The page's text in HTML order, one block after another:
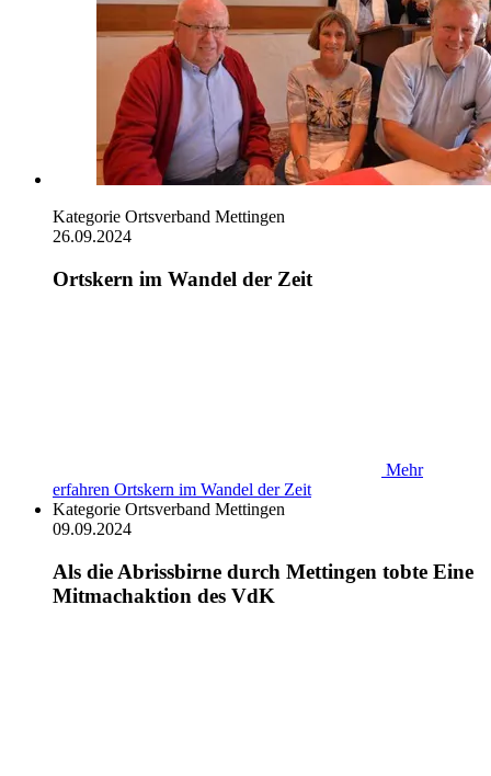
Kategorie Ortsverband Mettingen
26.09.2024
Ortskern im Wandel der Zeit
Mehr
erfahren Ortskern im Wandel der Zeit
Kategorie Ortsverband Mettingen
09.09.2024
Als die Abrissbirne durch Mettingen tobte Eine
Mitmachaktion des VdK